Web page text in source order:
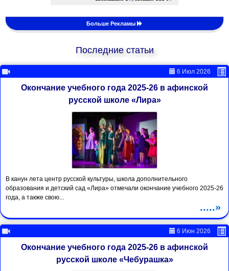
Больше Рекламы
Последние статьи
6 Июл 2026
Окончание учебного года 2025-26 в афинской
русской школе «Лира»
В канун лета центр русской культуры, школа дополнительного
образования и детский сад «Лира» отмечали окончание учебного 2025-26
года, а также свою...
.....»
6 Июн 2026
Окончание учебного года 2025-26 в афинской
русской школе «Чебурашка»